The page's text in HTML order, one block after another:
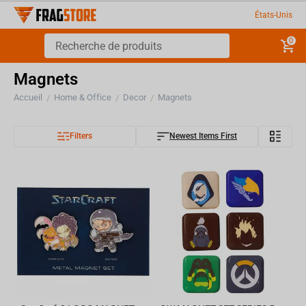
États-Unis
0
Magnets
Accueil / Home & Office / Decor / Magnets
Filters Newest Items First